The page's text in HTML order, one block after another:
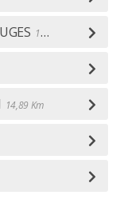
13,92 Km
14,89 Km